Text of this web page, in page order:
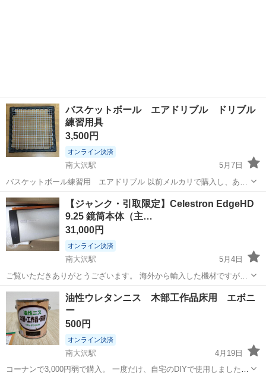
バスケットボール エアドリブル ドリブル
練習用具
3,500円
オンライン決済
南大沢駅
5月7日
バスケットボール練習用 エアドリブル 以前メルカリで購入し、あま
り使う機会が少なく、そんなに消耗していません。 まだまだ現役の子
供たちに使って頂けると思います。 素材：プラスチック製のフレーム
とネット サイズ...
東京 八王子市 南大沢駅 その他
【ジャンク・引取限定】Celestron EdgeHD
9.25 鏡筒本体（主…
31,000円
オンライン決済
南大沢駅
5月4日
ご覧いただきありがとうございます。 海外から輸入した機材ですが、
輸送事故により主鏡が破損して到着したため、ジャンク品として出品
いたします。 セットでの引き取りをお願いします。 ​【商品の状態（鏡
筒本体）】 ・主鏡：割れあり...
東京 八王子市 南大沢駅 アイピース
油性ウレタンニス 木部工作品床用 エボニ
ー
500円
オンライン決済
南大沢駅
4月19日
コーナンで3,000円弱で購入。 一度だけ、自宅のDIYで使用しました。